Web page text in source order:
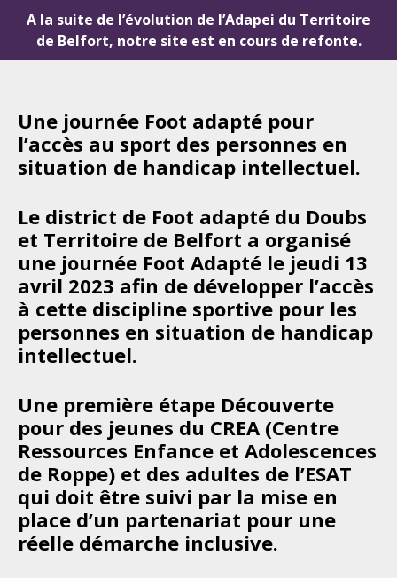
A la suite de l’évolution de l’Adapei du Territoire
de Belfort, notre site est en cours de refonte.
Une journée Foot adapté pour
l’accès au sport des personnes en
situation de handicap intellectuel.
Le district de Foot adapté du Doubs
et Territoire de Belfort a organisé
une journée Foot Adapté le jeudi 13
avril 2023 afin de développer l’accès
à cette discipline sportive pour les
personnes en situation de handicap
intellectuel.
Une première étape Découverte
pour des jeunes du CREA (Centre
Ressources Enfance et Adolescences
de Roppe) et des adultes de l’ESAT
qui doit être suivi par la mise en
place d’un partenariat pour une
réelle démarche inclusive.